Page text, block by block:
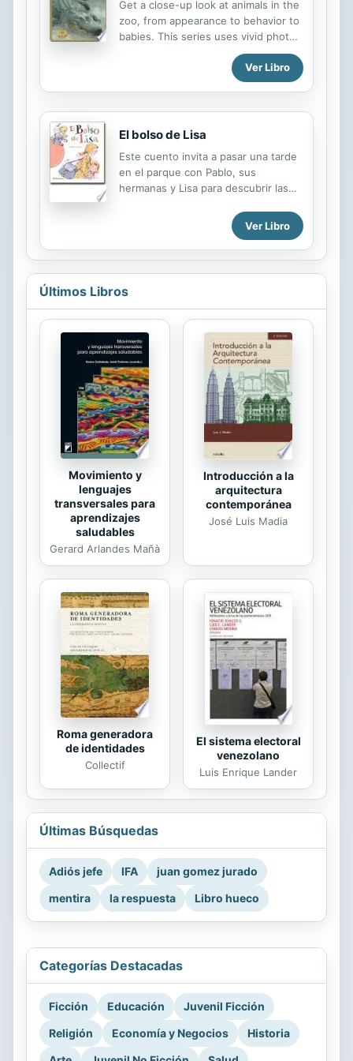
después, el nieto de un empleado de
la Biblioteca Nacional de Francia, ha
descubierto que bajo la ajustada
prosa de las apasionantes novelas
de Julio Verne existe un mensaje
cifrado que indica dónde puede
Get a close-up look at animals in the
zoo, from appearance to behavior to
babies. This series uses vivid photos
to compare life in the wild and life in
captivity in terms of habitat, activity,
Ver Libro
El bolso de Lisa
Este cuento invita a pasar una tarde
en el parque con Pablo, sus
hermanas y Lisa para descubrir las
además de tener un nombre,
cuentan con una serie de
características que sirven para
Ver Libro
Últimos Libros
Movimiento y
lenguajes
transversales para
aprendizajes
saludables
Gerard Arlandes Mañà
Introducción a la
arquitectura
contemporánea
José Luis Madia
Roma generadora
de identidades
Collectif
El sistema electoral
venezolano
Luis Enrique Lander
Últimas Búsquedas
Adiós jefe IFA
juan gomez jurado
mentira
la respuesta Libro hueco
Categorías Destacadas
Ficción Educación
Juvenil Ficción
Religión
Economía y Negocios
Historia